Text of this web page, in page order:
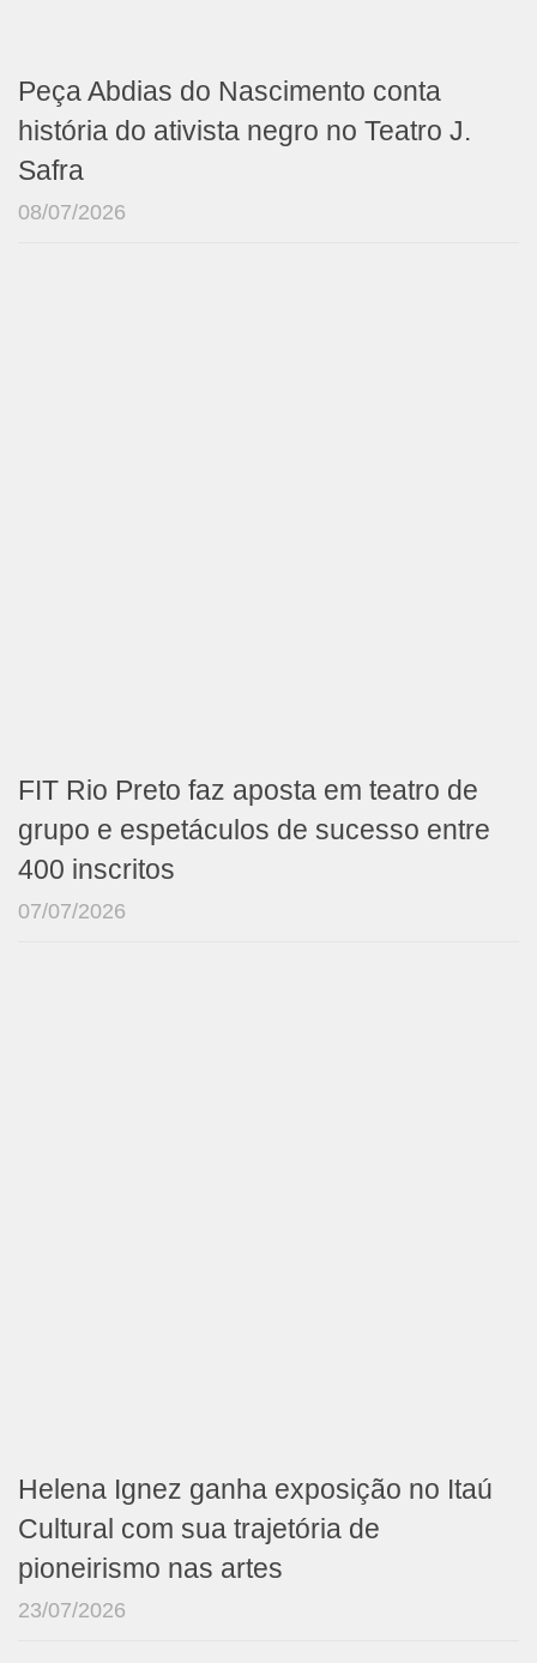
Peça Abdias do Nascimento conta
história do ativista negro no Teatro J.
Safra
08/07/2026
FIT Rio Preto faz aposta em teatro de
grupo e espetáculos de sucesso entre
400 inscritos
07/07/2026
Helena Ignez ganha exposição no Itaú
Cultural com sua trajetória de
pioneirismo nas artes
23/07/2026